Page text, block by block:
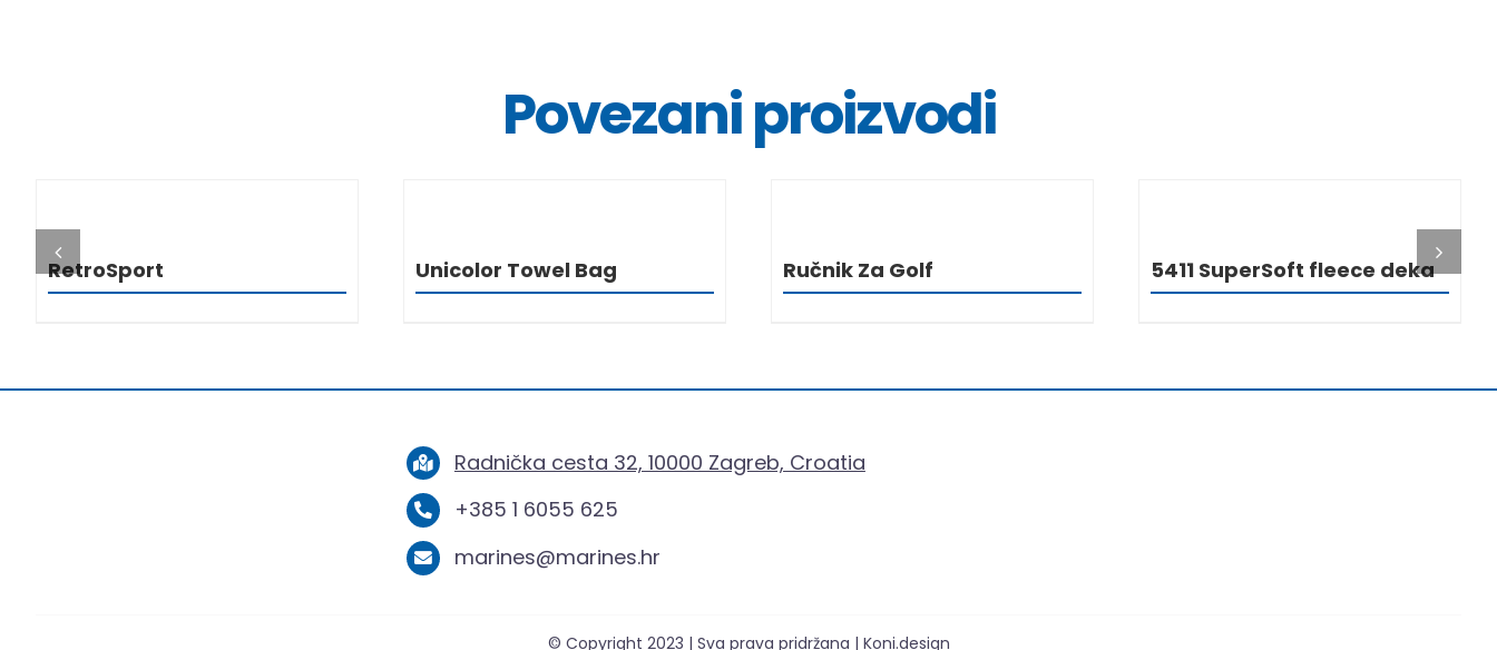
Povezani proizvodi
RetroSport Unicolor Towel Bag Ručnik Za Golf 5411 SuperSoft fleece deka
Radnička cesta 32, 10000 Zagreb, Croatia
+385 1 6055 625
marines@marines.hr
© Copyright 2023 | Sva prava pridržana | Koni.design